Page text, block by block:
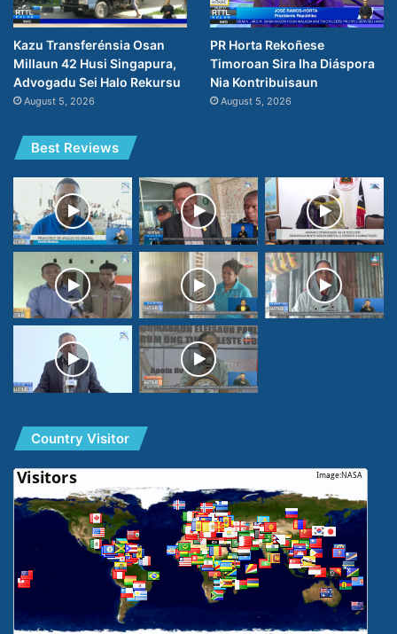
Kazu Transferénsia Osan
Millaun 42 Husi Singapura,
Advogadu Sei Halo Rekursu
August 5, 2026
PR Horta Rekoñese
Timoroan Sira Iha Diáspora
Nia Kontribuisaun
August 5, 2026
Best Reviews
Country Visitor